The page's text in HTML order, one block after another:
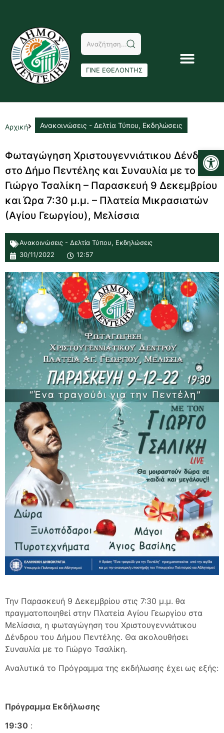
ΓΙΝΕ ΕΘΕΛΟΝΤΗΣ
Αρχική Ανακοινώσεις - Δελτία Τύπου, Εκδηλώσεις
Φωταγώγηση Χριστουγεννιάτικου Δένδρου
στο Δήμο Πεντέλης και Συναυλία με το
Γιώργο Τσαλίκη – Παρασκευή 9 Δεκεμβρίου
και Ώρα 7:30 μ.μ. – Πλατεία Μικρασιατών
(Αγίου Γεωργίου), Μελίσσια
Ανακοινώσεις - Δελτία Τύπου, Εκδηλώσεις
30/11/2022
12:57
Την Παρασκευή 9 Δεκεμβρίου στις 7:30 μ.μ. θα
πραγματοποιηθεί στην Πλατεία Αγίου Γεωργίου στα
Μελίσσια, η φωταγώγηση του Χριστουγεννιάτικου
Δένδρου του Δήμου Πεντέλης. Θα ακολουθήσει
Συναυλία με το Γιώργο Τσαλίκη.
Αναλυτικά το Πρόγραμμα της εκδήλωσης έχει ως εξής:
Πρόγραμμα Εκδήλωσης
19:30 :